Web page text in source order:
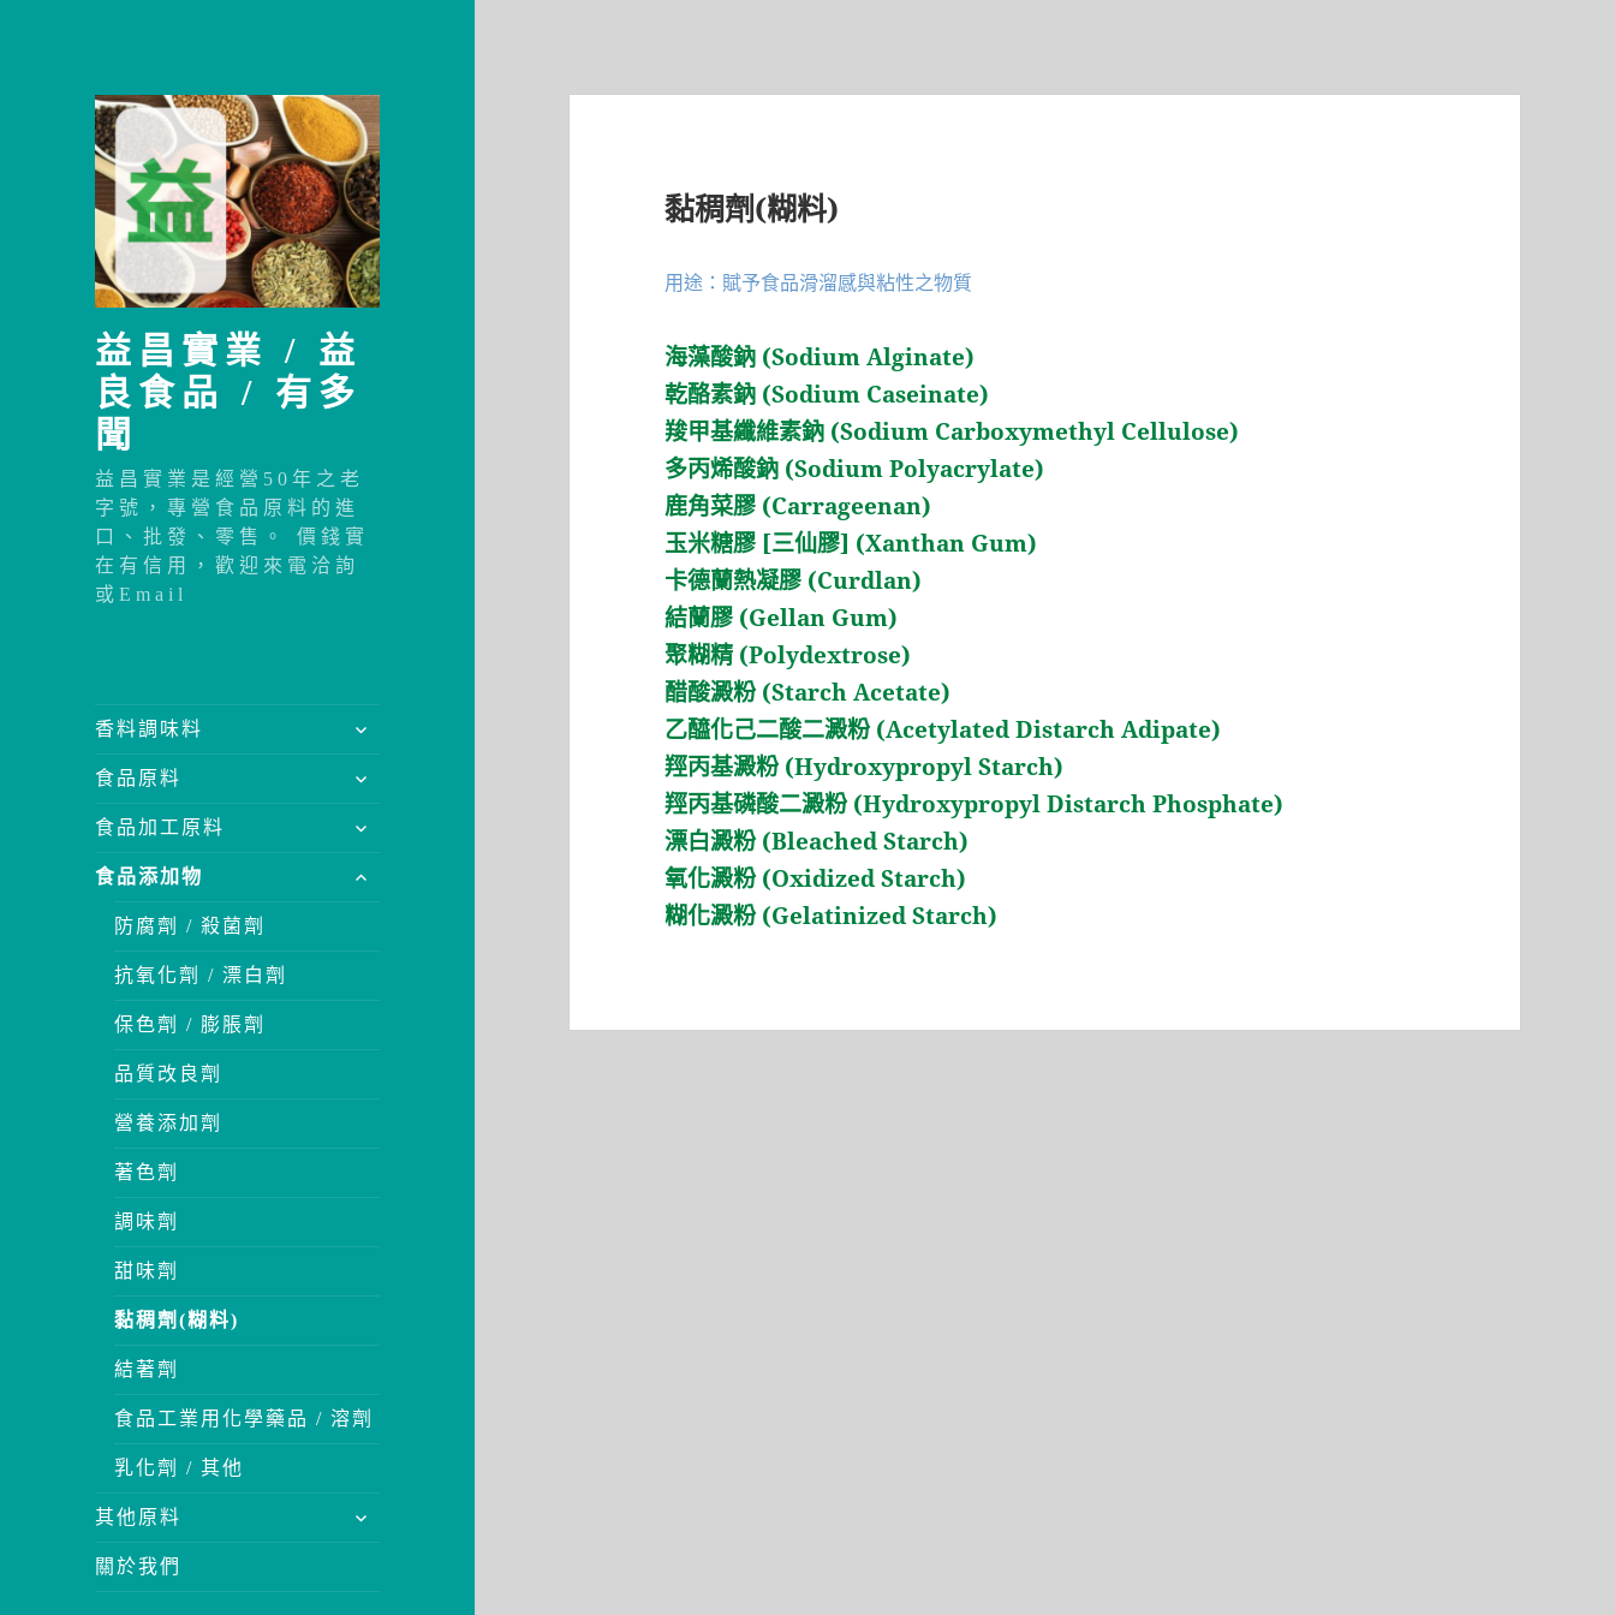
益昌實業 / 益
良食品 / 有多
聞
益昌實業是經營50年之老
字號，專營食品原料的進
口、批發、零售。 價錢實
在有信用，歡迎來電洽詢
或Email
香料調味料
展
開
子
選
單
食品原料
展
開
子
選
單
食品加工原料
展
開
子
選
食品添加物
展
開
選
防腐劑 / 殺菌劑
抗氧化劑 / 漂白劑
保色劑 / 膨脹劑
品質改良劑
營養添加劑
著色劑
調味劑
甜味劑
黏稠劑(糊料)
結著劑
食品工業用化學藥品 / 溶劑
乳化劑 / 其他
其他原料
展
開
選
關於我們
黏稠劑(糊料)
用途：賦予食品滑溜感與粘性之物質
海藻酸鈉 (Sodium Alginate)
乾酪素鈉 (Sodium Caseinate)
羧甲基纖維素鈉 (Sodium Carboxymethyl Cellulose)
多丙烯酸鈉 (Sodium Polyacrylate)
鹿角菜膠 (Carrageenan)
玉米糖膠 [三仙膠] (Xanthan Gum)
卡德蘭熱凝膠 (Curdlan)
結蘭膠 (Gellan Gum)
聚糊精 (Polydextrose)
醋酸澱粉 (Starch Acetate)
乙醯化己二酸二澱粉 (Acetylated Distarch Adipate)
羥丙基澱粉 (Hydroxypropyl Starch)
羥丙基磷酸二澱粉 (Hydroxypropyl Distarch Phosphate)
漂白澱粉 (Bleached Starch)
氧化澱粉 (Oxidized Starch)
糊化澱粉 (Gelatinized Starch)